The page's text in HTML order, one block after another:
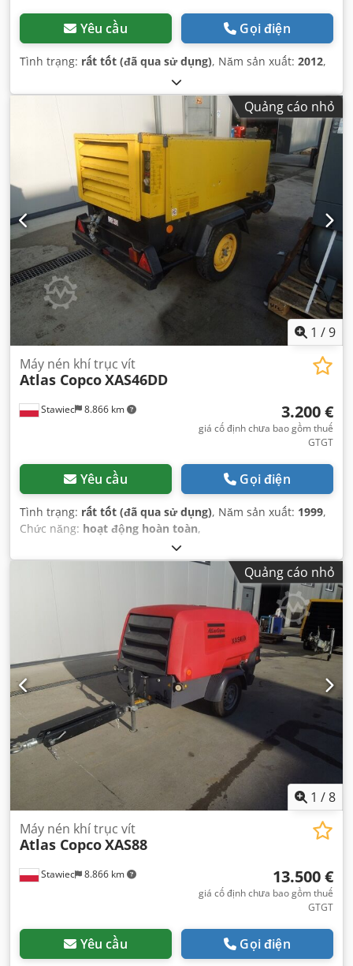
Yêu cầu Gọi điện
Tình trạng: rất tốt (đã qua sử dụng), Năm sản xuất: 2012,
Quảng cáo nhỏ
1 /9
Stawiec 8.866 km
Máy nén khí trục vít
Atlas CopcoXAS46DD
3.200 €
giá cố định chưa bao gồm thuế
GTGT
Yêu cầu Gọi điện
Tình trạng: rất tốt (đã qua sử dụng), Năm sản xuất: 1999,
Chức năng: hoạt động hoàn toàn,
Quảng cáo nhỏ
1 /8
Stawiec 8.866 km
Máy nén khí trục vít
Atlas CopcoXAS88
13.500 €
giá cố định chưa bao gồm thuế
GTGT
Yêu cầu Gọi điện